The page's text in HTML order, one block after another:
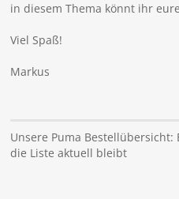
in diesem Thema könnt ihr
Viel Spaß!
Markus
Unsere Puma
die Liste aktuell bleibt